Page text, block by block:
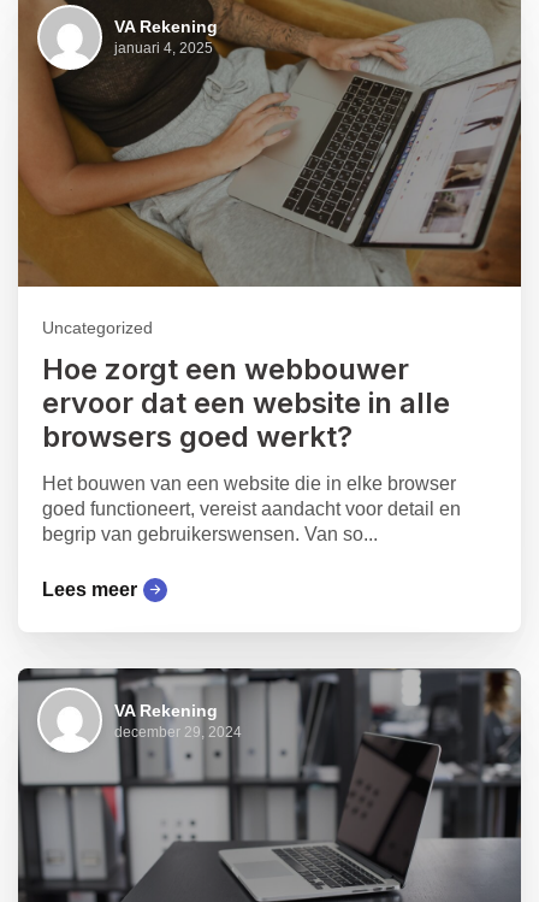
VA Rekening
januari 4, 2025
Uncategorized
Hoe zorgt een webbouwer
ervoor dat een website in alle
browsers goed werkt?
Het bouwen van een website die in elke browser
goed functioneert, vereist aandacht voor detail en
begrip van gebruikerswensen. Van so...
Lees meer
VA Rekening
december 29, 2024